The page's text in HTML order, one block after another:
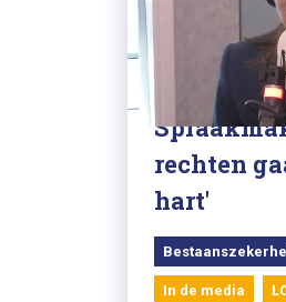
28/10/2022
Fatma
rechten
hart'
In de media